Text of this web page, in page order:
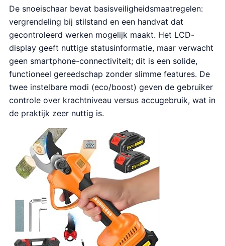
De snoeischaar bevat basisveiligheidsmaatregelen:
vergrendeling bij stilstand en een handvat dat
gecontroleerd werken mogelijk maakt. Het LCD-
display geeft nuttige statusinformatie, maar verwacht
geen smartphone-connectiviteit; dit is een solide,
functioneel gereedschap zonder slimme features. De
twee instelbare modi (eco/boost) geven de gebruiker
controle over krachtniveau versus accugebruik, wat in
de praktijk zeer nuttig is.